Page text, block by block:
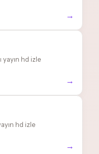
→
yayın hd izle
→
hd izle
→